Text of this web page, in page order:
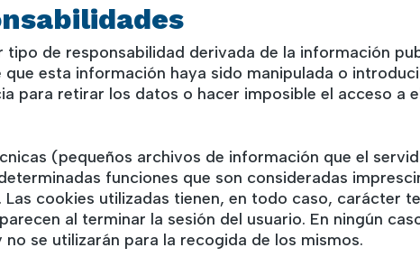
tipo de responsabilidad derivada de la información
esta información haya sido manipulada o
para retirar los datos o hacer imposible el acceso a
(pequeños archivos de información que el
funciones que son consideradas
cookies utilizadas tienen, en todo caso, carácter
al terminar la sesión del usuario. En ningún
se utilizarán para la recogida de los mismos.